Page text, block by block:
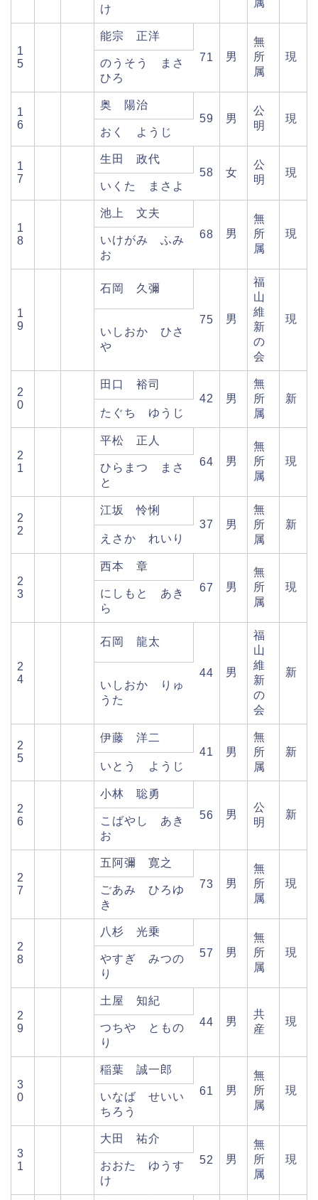
属
け
1
5
能宗 正洋
71
男
無
所
属
現
のうそう まさ
ひろ
1
6
奥 陽治
59
男
公
明
現
おく ようじ
1
7
生田 政代
58
女
公
明
現
いくた まさよ
1
8
池上 文夫
68
男
無
所
属
現
いけがみ ふみ
お
1
9
石岡 久彌
75 男
福
山
維
新
の
会
現
いしおか ひさ
や
2
0
田口 裕司
42
男
無
所
属
新
たぐち ゆうじ
2
1
平松 正人
64
男
無
所
属
現
ひらまつ まさ
と
2
2
江坂 怜悧
37
男
無
所
属
新
えさか れいり
2
3
西本 章
67
男
無
所
属
現
にしもと あき
ら
2
4
石岡 龍太
44 男
福
山
維
新
の
会
新
いしおか りゅ
うた
2
5
伊藤 洋二
41
男
無
所
属
新
いとう ようじ
2
6
小林 聡勇
56
男
公
明
新
こばやし あき
お
2
7
五阿彌 寛之
73
男
無
所
属
現
ごあみ ひろゆ
き
2
8
八杉 光乗
57
男
無
所
属
現
やすぎ みつの
り
2
9
土屋 知紀
44
男
共
産
現
つちや ともの
り
3
0
稲葉 誠一郎
61
男
無
所
属
現
いなば せいい
ちろう
3
1
大田 祐介
52
男
無
所
属
現
おおた ゆうす
け